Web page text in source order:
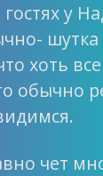
гостях у
хоть
обычно
чет